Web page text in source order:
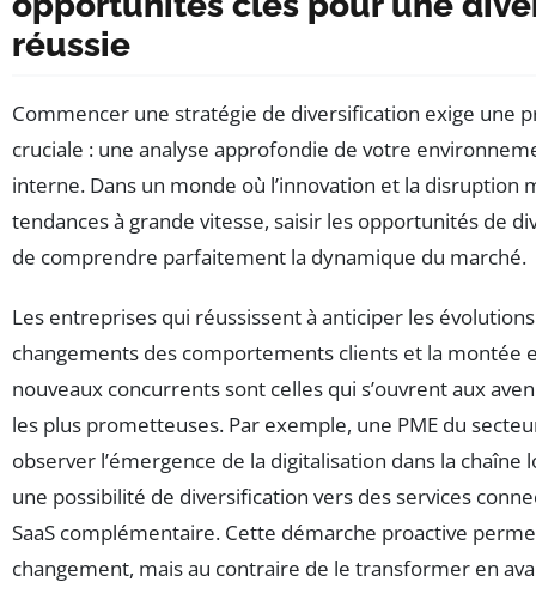
réussie
Commencer une stratégie de diversification exige une
cruciale : une analyse approfondie de votre
interne. Dans un monde où l’innovation et la disruption
tendances à grande vitesse, saisir les opportunités de
de comprendre parfaitement la dynamique du marché.
Les entreprises qui réussissent à anticiper les
changements des comportements clients et la montée
nouveaux concurrents sont celles qui s’ouvrent aux
les plus prometteuses. Par exemple, une PME du
observer l’émergence de la digitalisation dans la
une possibilité de diversification vers des services
SaaS complémentaire. Cette démarche proactive
changement, mais au contraire de le transformer en